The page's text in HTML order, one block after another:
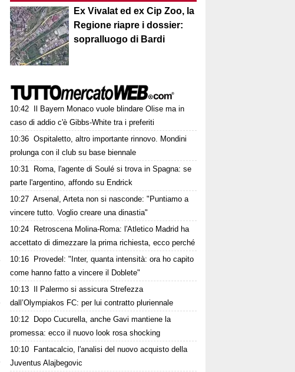
Ex Vivalat ed ex Cip Zoo, la
Regione riapre i dossier:
sopralluogo di Bardi
10:42
Il Bayern Monaco vuole blindare Olise ma in
caso di addio c'è Gibbs-White tra i preferiti
10:36 Ospitaletto, altro importante rinnovo. Mondini
prolunga con il club su base biennale
10:31
Roma, l'agente di Soulé si trova in Spagna: se
parte l'argentino, affondo su Endrick
10:27 Arsenal, Arteta non si nasconde: "Puntiamo a
vincere tutto. Voglio creare una dinastia"
10:24
Retroscena Molina-Roma: l'Atletico Madrid ha
accettato di dimezzare la prima richiesta, ecco perché
10:16
Provedel: "Inter, quanta intensità: ora ho capito
come hanno fatto a vincere il Doblete"
10:13
Il Palermo si assicura Strefezza
dall’Olympiakos FC: per lui contratto pluriennale
10:12
Dopo Cucurella, anche Gavi mantiene la
promessa: ecco il nuovo look rosa shocking
10:10
Fantacalcio, l'analisi del nuovo acquisto della
Juventus Alajbegovic